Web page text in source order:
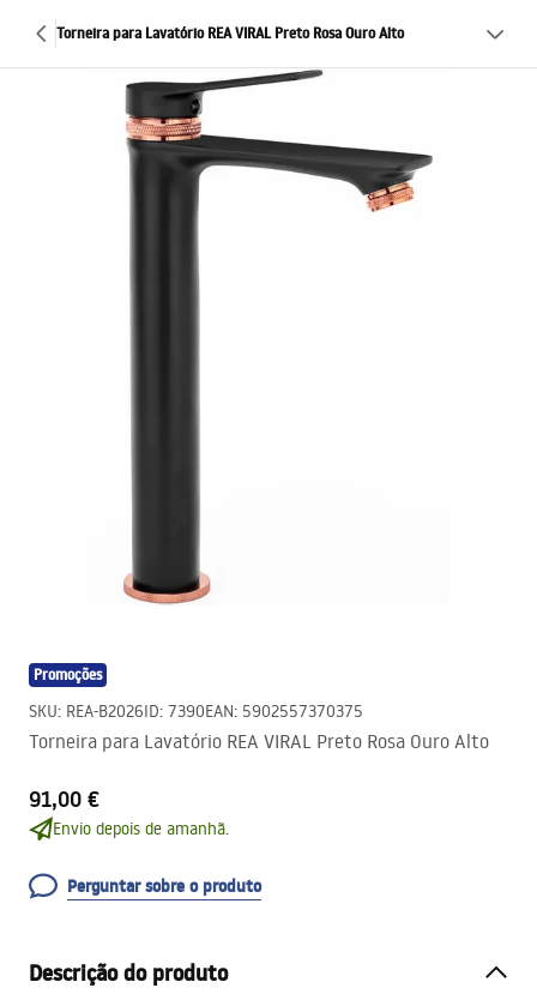
Torneira para Lavatório REA VIRAL Preto Rosa Ouro Alto
Promoções
SKU: REA-B2026ID: 7390EAN: 5902557370375
Torneira para Lavatório REA VIRAL Preto Rosa Ouro Alto
91,00 €
Envio depois de amanhã.
Perguntar sobre o produto
Descrição do produto